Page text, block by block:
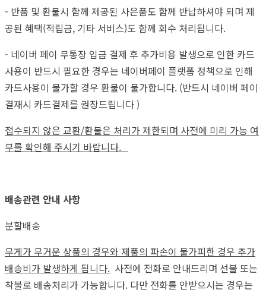
- 반품 및 환불시 함께 제공된 사은품도 함께 반납하셔야 되며 제
공된 혜택(적립금, 기타 서비스)도 함께 회수 처리됩니다.
- 네이버 페이 무통장 입금 결제 후 추가비용 발생으로 인한 카드
사용이 반드시 필요한 경우는 네이버페이 플랫폼 정책으로 인해
카드사용이 불가할 경우 환불이 불가합니다. (반드시 네이버 페이
결재시 카드결제를 권장드립니다 )
접수되지 않은 교환/환불은 처리가 제한되며 사전에 미리 가능 여
부를 확인해 주시기 바랍니다.
배송관련 안내 사항
분할배송
무게가 무거운 상품의 경우와 제품의 파손이 불가피한 경우 추가
배송비가 발생하게 됩니다. 사전에 전화로 안내드리며 선불 또는
착불로 배송처리가 가능합니다. 다만 전화를 안받으시는 경우는